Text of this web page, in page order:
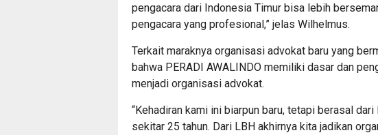
pengacara dari Indonesia Timur bisa lebih
pengacara yang profesional,” jelas Wilhelmus.
Terkait maraknya organisasi advokat baru yang
bahwa PERADI AWALINDO memiliki dasar dan
menjadi organisasi advokat.
“Kehadiran kami ini biarpun baru, tetapi berasal
sekitar 25 tahun. Dari LBH akhirnya kita jadikan